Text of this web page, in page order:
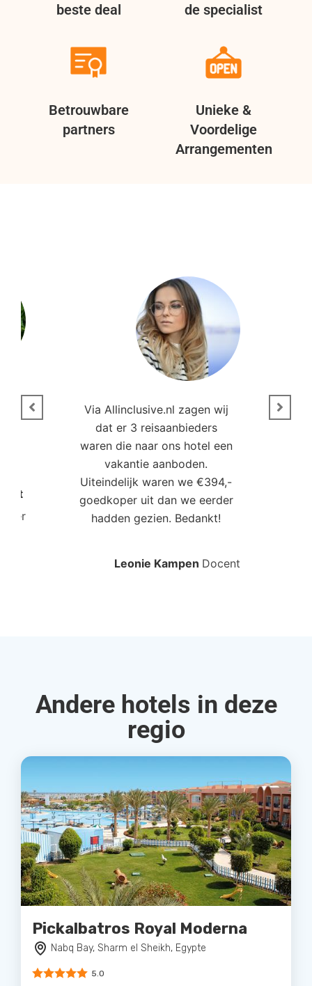
beste deal
de specialist
Betrouwbare
partners
Unieke &
Voordelige
Arrangementen
Via Allinclusive.nl zagen wij
dat er 3 reisaanbieders
waren die naar ons hotel een
vakantie aanboden.
Uiteindelijk waren we €394,-
goedkoper uit dan we eerder
hadden gezien. Bedankt!
Leonie Kampen Docent
Andere hotels in deze
regio
Pickalbatros Royal Moderna
Nabq Bay, Sharm el Sheikh, Egypte
5.0